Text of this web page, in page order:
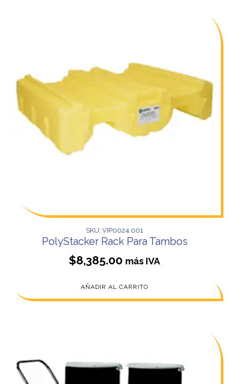
SKU: VIP0024.001
PolyStacker Rack Para Tambos
$8,385.00 más IVA
AÑADIR AL CARRITO